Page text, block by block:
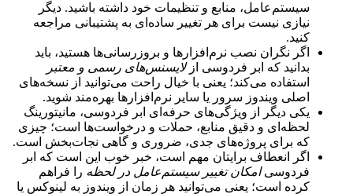
سیستم‌عامل، منابع و تنظیمات خود داشته باشید. دیگر
نیازی نیست برای هر تغییر ساده‌ای به پشتیبانی مراجعه
کنید.
اگر نگران نصب نرم‌افزارها و بروزرسانی‌ها هستید، باید
بدانید که ابر فردوسی ازلایسنس‌های رسمی و معتبر
استفاده می‌کند؛ یعنی با خیال راحت می‌توانید از نسخه‌های
اصلی ویندوز سرور یا سایر نرم‌افزارها بهره‌مند شوید.
یکی دیگر از ویژگی‌های حرفه‌ای ابر فردوسی، مانیتورینگ
لحظه‌ای و دقیق منابع، حملات و درخواست‌ها است؛ چیزی
که برای پروژه‌های جدی، ضروری و گاهی نجات‌بخش است.
اگر انعطاف برایتان مهم است، خبر خوب این است که ابر
فردوسیامکان تغییر سیستم‌عامل در لحظه را فراهم
کرده است؛ یعنی می‌توانید هر زمان از ویندوز به لینوکس یا